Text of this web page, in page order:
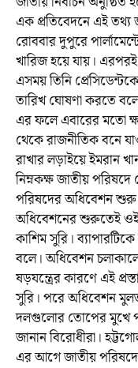
এক প্রতিবেদনে এই তথ্য
রোববার দুপুরে
খারিজ হয়ে যায়।
এসময় তিনি
তারিখ ঘোষণা করতে
এর ফলে এবারের মতো
থেকে রাজনীতিক বনে
রাখার লড়াইয়ে ইমরান
নিম্নকক্ষ জাতীয়
পরিষদের অধিবেশন
অধিবেশনের শুরুতেই ওই
কাশিম সুরি।
বলে। অধিবেশন চলাকালে
ষড়যন্ত্রের কারণে এই
সুরি। পরে অধিবেশন
দলগুলোর তোপের মুখে
জানান বিরোধীরা।
এর আগে জাতীয়